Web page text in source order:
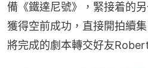
備《鐵達尼號》，緊接着的
獲得空前成功，直接開拍續
將完成的劇本轉交好友